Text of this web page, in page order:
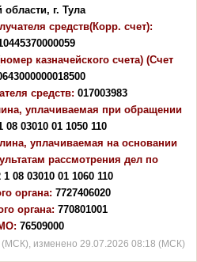
области, г. Тула
средств(Корр. счет):
казначейского счета) (Счет
средств: 017003983
уплачиваемая при обращении
08 03010 01 1050 110
уплачиваемая на основании
рассмотрения дел по
1 08 03010 01 1060 110
органа: 7727406020
органа: 770801001
76509000
(МСК), изменено 29.07.2026 08:18 (МСК)